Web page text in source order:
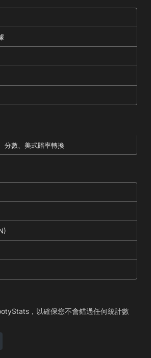
分數、美式賠率轉換
，以確保您不會錯過任何統計數